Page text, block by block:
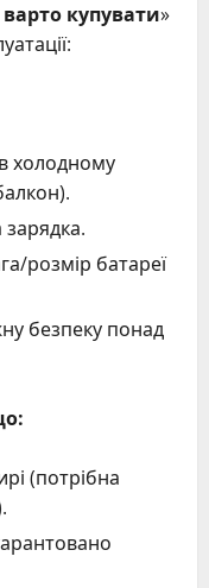
купувати»
холодному
розмір батареї
безпеку понад
(потрібна